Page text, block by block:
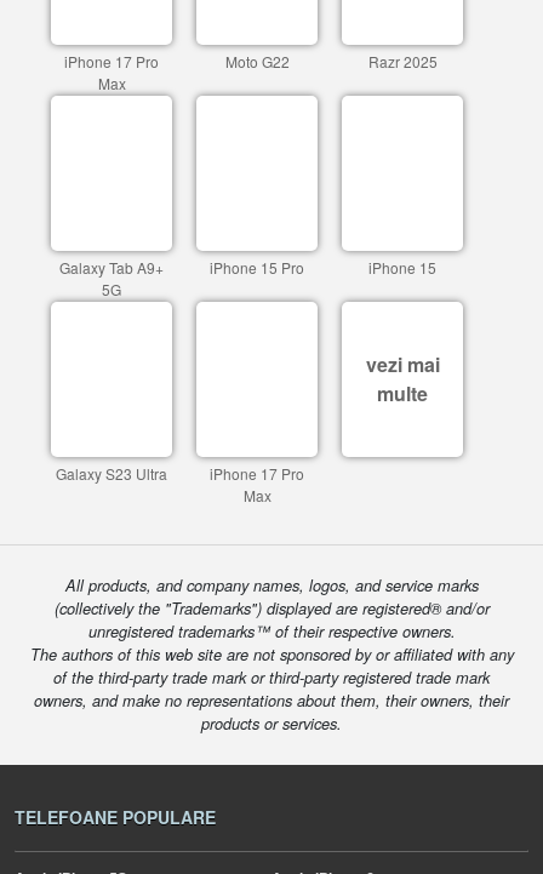
iPhone 17 Pro
Max
Moto G22 Razr 2025
Galaxy Tab A9+
5G
iPhone 15 Pro iPhone 15
Galaxy S23 Ultra
iPhone 17 Pro
Max
vezi mai
multe
All products, and company names, logos, and service marks
(collectively the "Trademarks") displayed are registered® and/or
unregistered trademarks™ of their respective owners.
The authors of this web site are not sponsored by or affiliated with any
of the third-party trade mark or third-party registered trade mark
owners, and make no representations about them, their owners, their
products or services.
TELEFOANE POPULARE